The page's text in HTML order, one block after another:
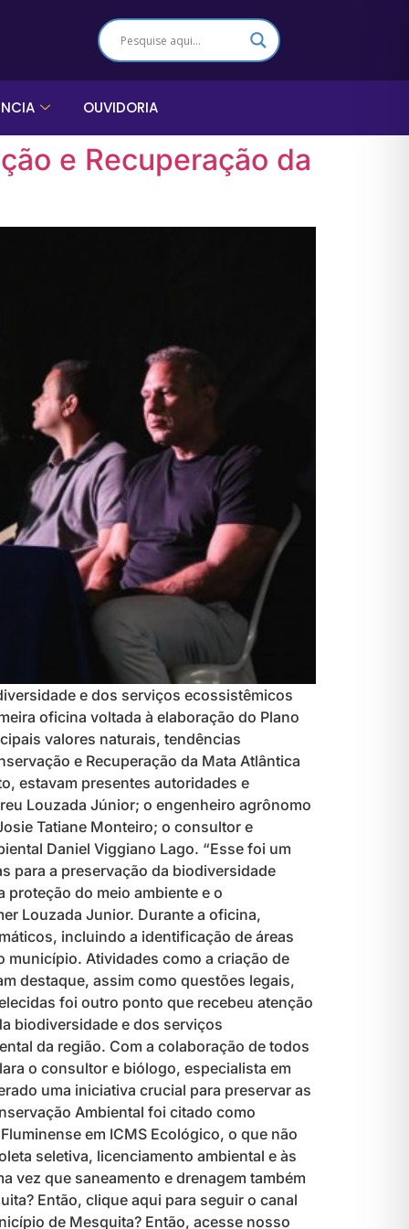
OUVIDORIA
e Recuperação da
e dos serviços ecossistêmicos
oficina voltada à elaboração do Plano
valores naturais, tendências
e Recuperação da Mata Atlântica
estavam presentes autoridades e
Louzada Júnior; o engenheiro agrônomo
Tatiane Monteiro; o consultor e
Daniel Viggiano Lago. “Esse foi um
para a preservação da biodiversidade
do meio ambiente e o
Louzada Junior. Durante a oficina,
incluindo a identificação de áreas
município. Atividades como a criação de
destaque, assim como questões legais,
foi outro ponto que recebeu atenção
biodiversidade e dos serviços
da região. Com a colaboração de todos
o consultor e biólogo, especialista em
uma iniciativa crucial para preservar as
Ambiental foi citado como
em ICMS Ecológico, o que não
seletiva, licenciamento ambiental e às
vez que saneamento e drenagem também
Então, clique aqui para seguir o canal
de Mesquita? Então, acesse nosso